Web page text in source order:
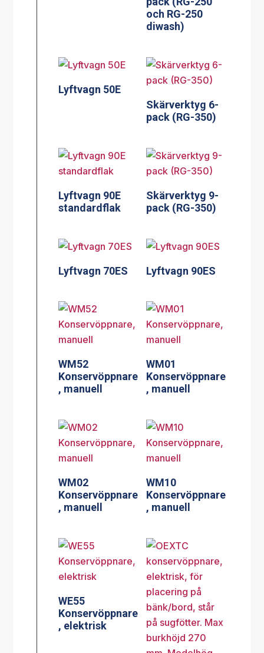
och RG-250
diwash)
Lyftvagn 50E
Skärverktyg 6-
pack (RG-350)
Lyftvagn 90E
standardflak
Skärverktyg 9-
pack (RG-350)
Lyftvagn 70ES Lyftvagn 90ES
WM52
Konservöppnare
, manuell
WM01
Konservöppnare
, manuell
WM02
Konservöppnare
, manuell
WM10
Konservöppnare
, manuell
WE55
Konservöppnare
, elektrisk